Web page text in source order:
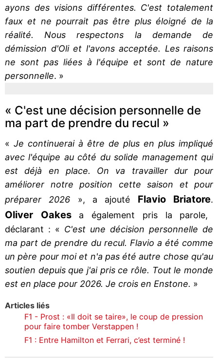
ayons des visions différentes. C'est totalement
faux et ne pourrait pas être plus éloigné de la
réalité. Nous respectons la demande de
démission d'Oli et l'avons acceptée. Les raisons
ne sont pas liées à l'équipe et sont de nature
personnelle. »
« C'est une décision personnelle de
ma part de prendre du recul »
« Je continuerai à être de plus en plus impliqué
avec l'équipe au côté du solide management qui
est déjà en place. On va travailler dur pour
améliorer notre position cette saison et pour
préparer 2026 », a ajouté Flavio Briatore.
Oliver Oakesa également pris la parole,
déclarant : « C'est une décision personnelle de
ma part de prendre du recul. Flavio a été comme
un père pour moi et n'a pas été autre chose qu'au
soutien depuis que j'ai pris ce rôle. Tout le monde
est en place pour 2026. Je crois en Enstone. »
Articles liés
F1 - Prost : «Il doit se taire», le coup de pression
pour faire tomber Verstappen !
F1 : Entre Hamilton et Ferrari, c’est terminé !